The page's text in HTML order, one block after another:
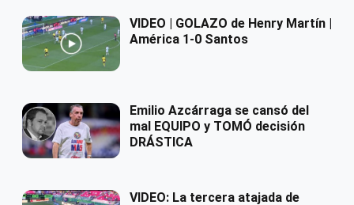
VIDEO | GOLAZO de Henry Martín |
América 1-0 Santos
Emilio Azcárraga se cansó del
mal EQUIPO y TOMÓ decisión
DRÁSTICA
VIDEO: La tercera atajada de